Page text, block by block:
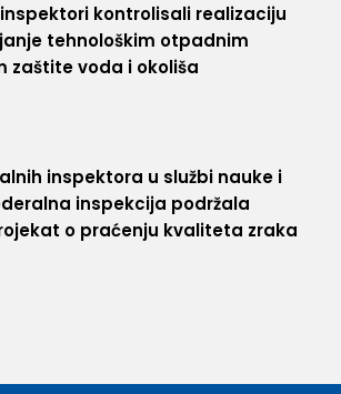
kontrolisali realizaciju
tehnološkim otpadnim
zaštite voda i okoliša
inspektora u službi nauke i
inspekcija podržala
o praćenju kvaliteta zraka